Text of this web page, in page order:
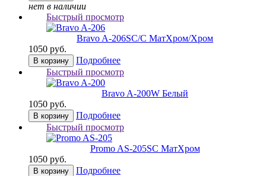
нет в наличии
Быстрый просмотр
Bravo A-206SC/C МатХром/Хром
1050 руб.
В корзину
Подробнее
Быстрый просмотр
Bravo A-200W Белый
1050 руб.
В корзину
Подробнее
Быстрый просмотр
Promo AS-205SC МатХром
1050 руб.
В корзину
Подробнее